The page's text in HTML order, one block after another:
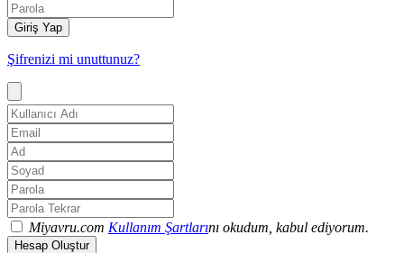
Giriş Yap
Şifrenizi mi unuttunuz?
Miyavru.com Kullanım Şartlarını okudum, kabul ediyorum.
Hesap Oluştur